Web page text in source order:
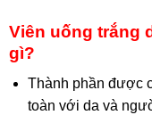
Viên uống trắng
gì?
Thành phần được
toàn với da và